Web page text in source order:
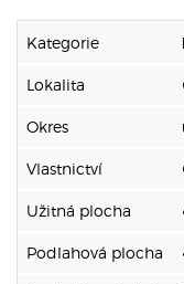
Kategorie
Lokalita
Okres
Vlastnictví
Užitná plocha
Podlahová plocha